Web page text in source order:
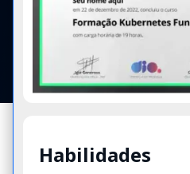
Habilidades